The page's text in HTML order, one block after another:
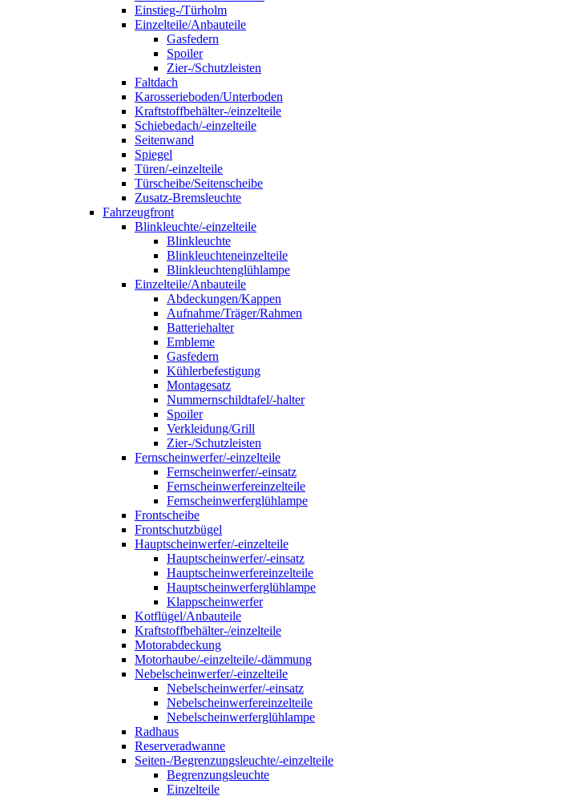
Einstieg-/Türholm
Einzelteile/Anbauteile
Gasfedern
Spoiler
Zier-/Schutzleisten
Faltdach
Karosserieboden/Unterboden
Kraftstoffbehälter-/einzelteile
Schiebedach/-einzelteile
Seitenwand
Spiegel
Türen/-einzelteile
Türscheibe/Seitenscheibe
Zusatz-Bremsleuchte
Fahrzeugfront
Blinkleuchte/-einzelteile
Blinkleuchte
Blinkleuchteneinzelteile
Blinkleuchtenglühlampe
Einzelteile/Anbauteile
Abdeckungen/Kappen
Aufnahme/Träger/Rahmen
Batteriehalter
Embleme
Gasfedern
Kühlerbefestigung
Montagesatz
Nummernschildtafel/-halter
Spoiler
Verkleidung/Grill
Zier-/Schutzleisten
Fernscheinwerfer/-einzelteile
Fernscheinwerfer/-einsatz
Fernscheinwerfereinzelteile
Fernscheinwerferglühlampe
Frontscheibe
Frontschutzbügel
Hauptscheinwerfer/-einzelteile
Hauptscheinwerfer/-einsatz
Hauptscheinwerfereinzelteile
Hauptscheinwerferglühlampe
Klappscheinwerfer
Kotflügel/Anbauteile
Kraftstoffbehälter-/einzelteile
Motorabdeckung
Motorhaube/-einzelteile/-dämmung
Nebelscheinwerfer/-einzelteile
Nebelscheinwerfer/-einsatz
Nebelscheinwerfereinzelteile
Nebelscheinwerferglühlampe
Radhaus
Reserveradwanne
Seiten-/Begrenzungsleuchte/-einzelteile
Begrenzungsleuchte
Einzelteile